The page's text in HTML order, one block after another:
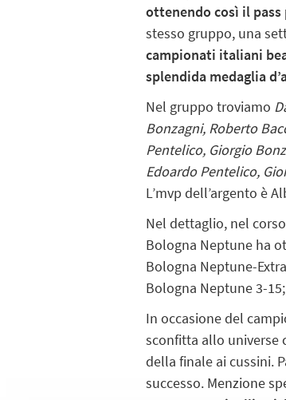
ottenendo così il
stesso gruppo, una
campionati italiani
splendida medaglia
Nel gruppo troviamo
Bonzagni, Roberto
Pentelico, Giorgio
Edoardo Pentelico,
L’mvp dell’argento è
Nel dettaglio, nel
Bologna Neptune ha
Bologna Neptune-
Bologna Neptune 3-
In occasione del
sconfitta allo universe
della finale ai cussini.
successo. Menzione